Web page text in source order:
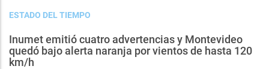
ESTADO DEL TIEMPO
Inumet emitió cuatro advertencias y Montevideo
quedó bajo alerta naranja por vientos de hasta 120
km/h